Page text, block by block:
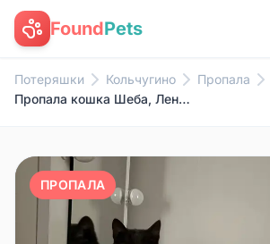
FoundPets
Потеряшки Кольчугино Пропала
Пропала кошка Шеба, Ленинский район
ПРОПАЛА